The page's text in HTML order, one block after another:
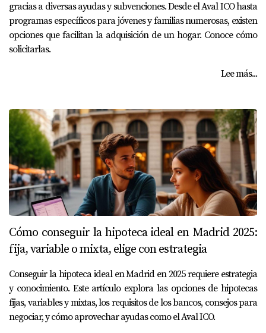
gracias a diversas ayudas y subvenciones. Desde el Aval ICO hasta
programas específicos para jóvenes y familias numerosas, existen
opciones que facilitan la adquisición de un hogar. Conoce cómo
solicitarlas.
Lee más...
Cómo conseguir la hipoteca ideal en Madrid 2025:
fija, variable o mixta, elige con estrategia
Conseguir la hipoteca ideal en Madrid en 2025 requiere estrategia
y conocimiento. Este artículo explora las opciones de hipotecas
fijas, variables y mixtas, los requisitos de los bancos, consejos para
negociar, y cómo aprovechar ayudas como el Aval ICO.